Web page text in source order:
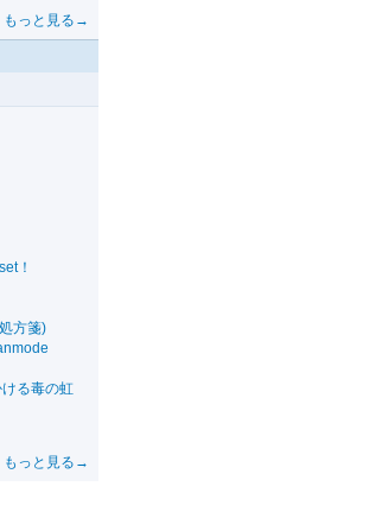
もっと見る→
！
方箋)
る毒の虹
もっと見る→